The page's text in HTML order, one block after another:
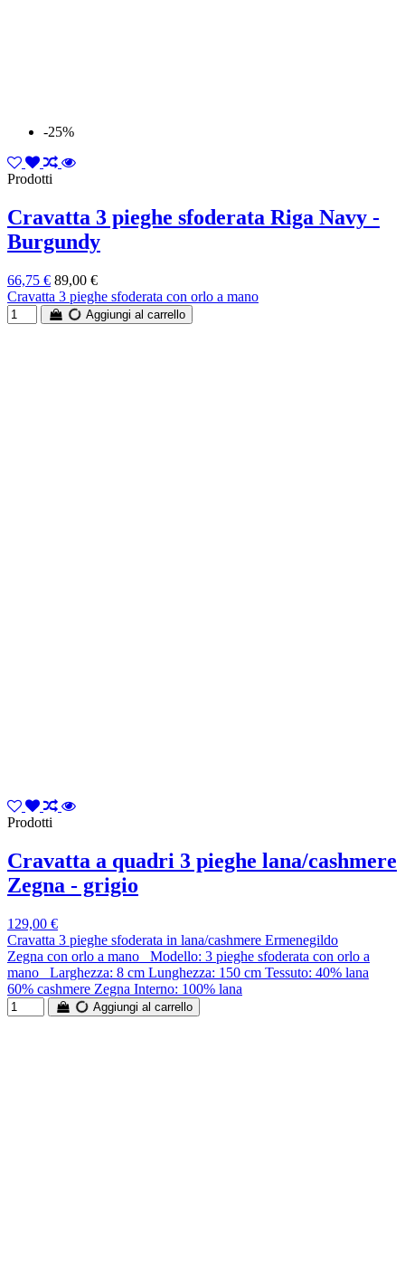
-25%
Prodotti
Cravatta 3 pieghe sfoderata Riga Navy -
Burgundy
66,75 € 89,00 €
Cravatta 3 pieghe sfoderata con orlo a mano
Aggiungi al carrello
Prodotti
Cravatta a quadri 3 pieghe lana/cashmere
Zegna - grigio
129,00 €
Cravatta 3 pieghe sfoderata in lana/cashmere Ermenegildo
Zegna con orlo a mano Modello: 3 pieghe sfoderata con orlo a
mano Larghezza: 8 cm Lunghezza: 150 cm Tessuto: 40% lana
60% cashmere Zegna Interno: 100% lana
Aggiungi al carrello